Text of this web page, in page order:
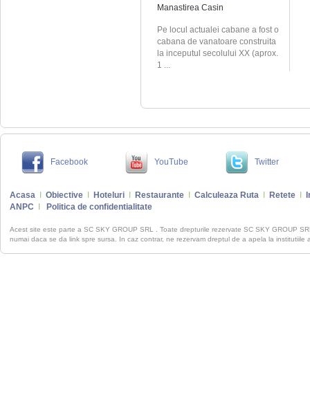
Manastirea Casin
Pe locul actualei cabane a fost o
cabana de vanatoare construita
la inceputul secolului XX (aprox.
1 ...
Facebook YouTube Twitter
Acasa Obiective Hoteluri Restaurante Calculeaza Ruta Retete
ANPC
Politica de confidentialitate
Acest site este parte a SC SKY GROUP SRL . Toate drepturile rezervate SC SKY GROUP
numai daca se da link spre sursa. In caz contrar, ne rezervam dreptul de a apela la institutiile